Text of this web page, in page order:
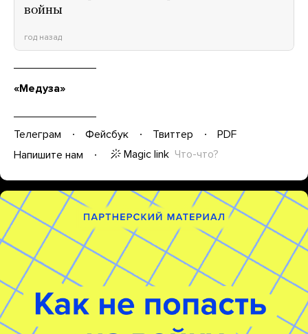
войны
год назад
«Медуза»
Телеграм Фейсбук Твиттер
PDF
Напишите нам
Magic link Что-что?